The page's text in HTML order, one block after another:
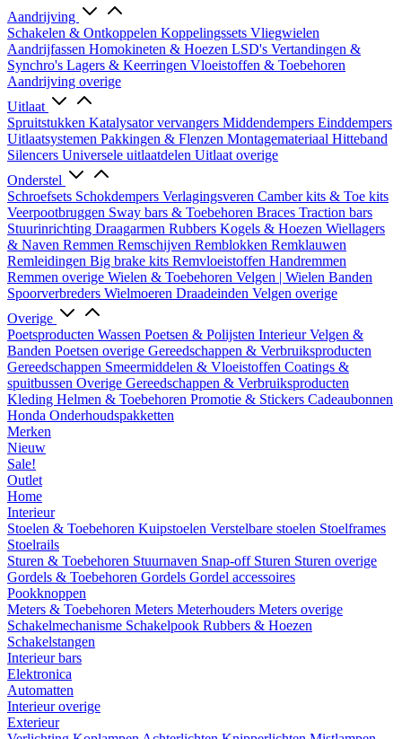
Aandrijving
Schakelen & Ontkoppelen Koppelingssets Vliegwielen
Aandrijfassen Homokineten & Hoezen LSD's Vertandingen &
Synchro's Lagers & Keerringen Vloeistoffen & Toebehoren
Aandrijving overige
Uitlaat
Spruitstukken Katalysator vervangers Middendempers Einddempers
Uitlaatsystemen Pakkingen & Flenzen Montagemateriaal Hitteband
Silencers Universele uitlaatdelen Uitlaat overige
Onderstel
Schroefsets Schokdempers Verlagingsveren Camber kits & Toe kits
Veerpootbruggen Sway bars & Toebehoren Braces Traction bars
Stuurinrichting Draagarmen Rubbers Kogels & Hoezen Wiellagers
& Naven Remmen Remschijven Remblokken Remklauwen
Remleidingen Big brake kits Remvloeistoffen Handremmen
Remmen overige Wielen & Toebehoren Velgen | Wielen Banden
Spoorverbreders Wielmoeren Draadeinden Velgen overige
Overige
Poetsproducten Wassen Poetsen & Polijsten InterieurVelgen &
Banden Poetsen overige Gereedschappen & Verbruiksproducten
Gereedschappen Smeermiddelen & Vloeistoffen Coatings &
spuitbussen Overige Gereedschappen & Verbruiksproducten
Kleding Helmen & Toebehoren Promotie & Stickers Cadeaubonnen
Honda Onderhoudspakketten
Merken
Nieuw
Sale!
Outlet
Home
Interieur
Stoelen & Toebehoren Kuipstoelen Verstelbare stoelen Stoelframes
Stoelrails
Sturen & Toebehoren Stuurnaven Snap-off Sturen Sturen overige
Gordels & Toebehoren Gordels Gordel accessoires
Pookknoppen
Meters & Toebehoren Meters Meterhouders Meters overige
Schakelmechanisme Schakelpook Rubbers & Hoezen
Schakelstangen
Interieur bars
Elektronica
Automatten
Interieur overige
Exterieur